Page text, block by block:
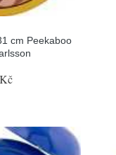
cm Peekaboo